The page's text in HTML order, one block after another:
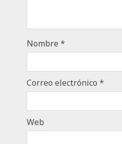
Nombre *
Correo electrónico *
Web